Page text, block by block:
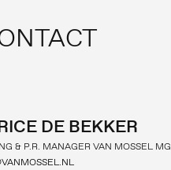
DE BEKKER
& P.R. MANAGER VAN MOSSEL MG